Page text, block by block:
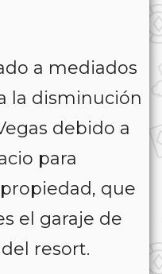
a mediados
la disminución
debido a
para
que
el garaje de
resort.